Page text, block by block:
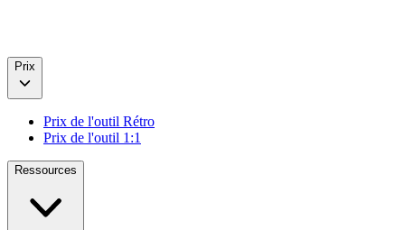
Prix
Prix de l'outil Rétro
Prix de l'outil 1:1
Ressources